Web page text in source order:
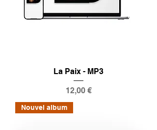
La Paix - MP3
Prix
12,00 €
Nouvel album